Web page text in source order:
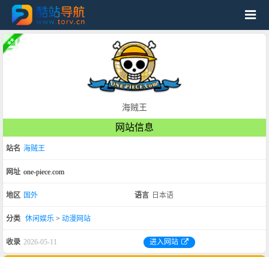
海贼王
网站信息
站名 海贼王
网址 one-piece.com
地区 国外 语言 日本语
分类 休闲娱乐 > 动漫网站
收录 2026-05-11 进入网站